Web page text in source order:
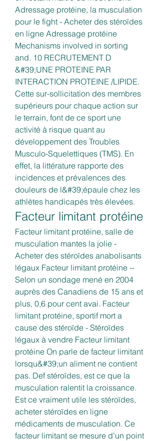
Adressage protéine, la musculation
pour le fight - Acheter des stéroïdes
en ligne Adressage protéine
Mechanisms involved in sorting
and. 10 RECRUTEMENT D
&#39;UNE PROTEINE PAR
INTERACTION PROTEINE /LIPIDE.
Cette sur-sollicitation des membres
supérieurs pour chaque action sur
le terrain, font de ce sport une
activité à risque quant au
développement des Troubles
Musculo-Squelettiques (TMS). En
effet, la littérature rapporte des
incidences et prévalences des
douleurs de l&#39;épaule chez les
athlètes handicapés très élevées.
Facteur limitant protéine
Facteur limitant protéine, salle de
musculation mantes la jolie -
Acheter des stéroïdes anabolisants
légaux Facteur limitant protéine --
Selon un sondage mené en 2004
auprès des Canadiens de 15 ans et
plus, 0,6 pour cent avai. Facteur
limitant protéine, sportif mort a
cause des stéroïde - Stéroïdes
légaux à vendre Facteur limitant
protéine On parle de facteur limitant
lorsqu&#39;un aliment ne contient
pas. Def stéroïdes, est ce que la
musculation ralentit la croissance.
Est ce vraiment utile les stéroïdes,
acheter stéroïdes en ligne
médicaments de musculation. Ce
facteur limitant se mesure d’un point